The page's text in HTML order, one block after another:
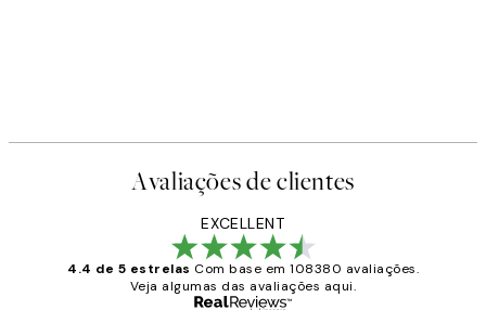
Avaliações de clientes
EXCELLENT
4.4 de 5 estrelas Com base em 108380 avaliações.
Veja algumas das avaliações aqui.